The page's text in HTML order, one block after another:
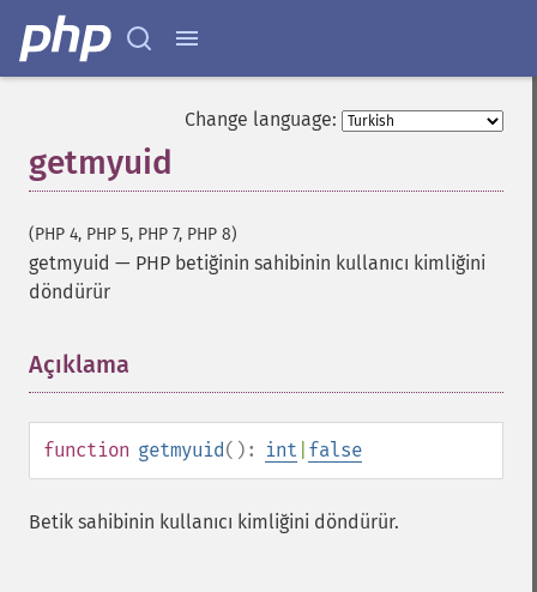
Change language:
getmyuid
(PHP 4, PHP 5, PHP 7, PHP 8)
getmyuid — PHP betiğinin sahibinin kullanıcı kimliğini
döndürür
Açıklama
function getmyuid(): int false
Betik sahibinin kullanıcı kimliğini döndürür.